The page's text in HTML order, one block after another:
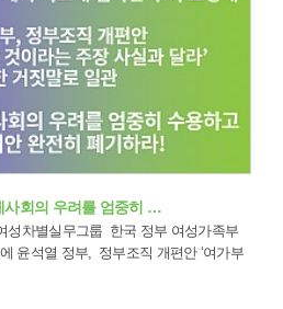
사회의 우려를 엄중히 …
부